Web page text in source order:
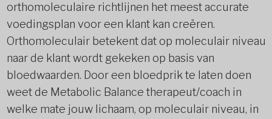
orthomoleculaire richtlijnen het meest accurate
voedingsplan voor een klant kan creëren.
Orthomoleculair betekent dat op moleculair niveau
naar de klant wordt gekeken op basis van
bloedwaarden. Door een bloedprik te laten doen
weet de Metabolic Balance therapeut/coach in
welke mate jouw lichaam, op moleculair niveau, in